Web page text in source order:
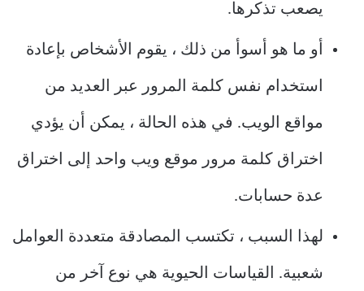
يصعب تذكرها.
أو ما هو أسوأ من ذلك ، يقوم الأشخاص بإعادة
استخدام نفس كلمة المرور عبر العديد من
مواقع الويب. في هذه الحالة ، يمكن أن يؤدي
اختراق كلمة مرور موقع ويب واحد إلى اختراق
عدة حسابات.
لهذا السبب ، تكتسب المصادقة متعددة العوامل
شعبية. القياسات الحيوية هي نوع آخر من